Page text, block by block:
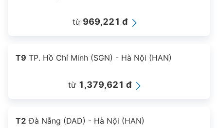
từ 969,221 đ
T9 TP. Hồ Chí Minh (SGN) - Hà Nội (HAN)
từ 1,379,621 đ
T2 Đà Nẵng (DAD) - Hà Nội (HAN)